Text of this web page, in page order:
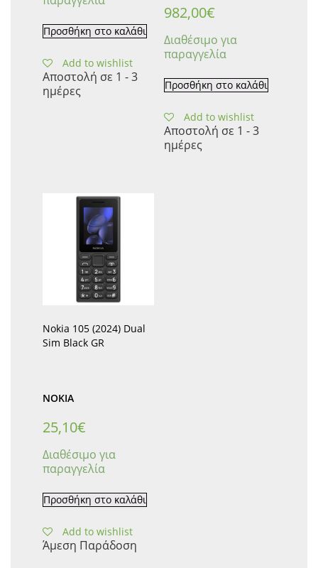
Προσθήκη στο καλάθι
Add to wishlist
Αποστολή σε 1 - 3
ημέρες
982,00€
Διαθέσιμο για
παραγγελία
Προσθήκη στο καλάθι
Add to wishlist
Αποστολή σε 1 - 3
ημέρες
Nokia 105 (2024) Dual
Sim Black GR
NOKIA
25,10€
Διαθέσιμο για
παραγγελία
Προσθήκη στο καλάθι
Add to wishlist
Άμεση Παράδοση